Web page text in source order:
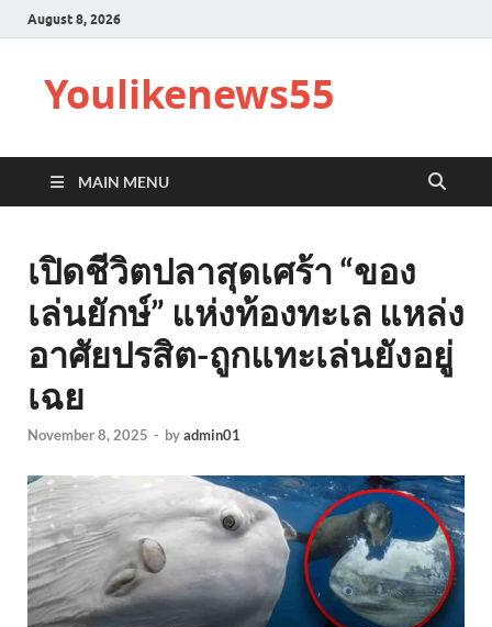
August 8, 2026
Youlikenews55
MAIN MENU
เปิดชีวิตปลาสุดเศร้า “ของ
เล่นยักษ์” แห่งท้องทะเล แหล่ง
อาศัยปรสิต-ถูกแทะเล่นยังอยู่
เฉย
November 8, 2025 - byadmin01